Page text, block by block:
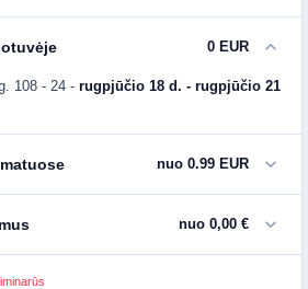
0 EUR expand_more
108 - 24 - rugpjūčio 18 d. - rugpjūčio 21
nuo 0.99 EUR expand_more
nuo 0,00 € expand_more